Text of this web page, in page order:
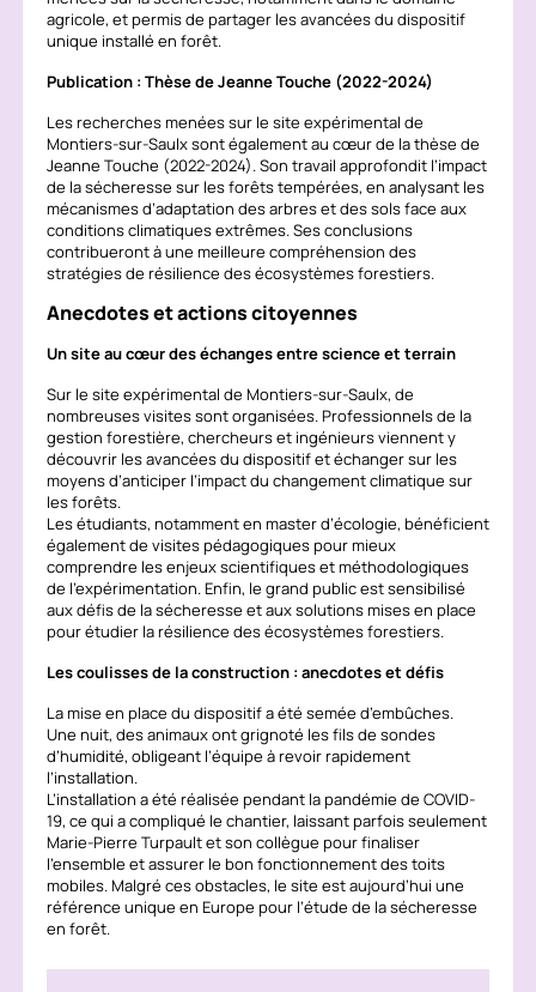
agricole, et permis de partager les avancées du dispositif
unique installé en forêt.
Publication : Thèse de Jeanne Touche (2022-2024)
Les recherches menées sur le site expérimental de
Montiers-sur-Saulx sont également au cœur de la thèse de
Jeanne Touche (2022-2024). Son travail approfondit l’impact
de la sécheresse sur les forêts tempérées, en analysant les
mécanismes d’adaptation des arbres et des sols face aux
conditions climatiques extrêmes. Ses conclusions
contribueront à une meilleure compréhension des
stratégies de résilience des écosystèmes forestiers.
Anecdotes et actions citoyennes
Un site au cœur des échanges entre science et terrain
Sur le site expérimental de Montiers-sur-Saulx, de
nombreuses visites sont organisées. Professionnels de la
gestion forestière, chercheurs et ingénieurs viennent y
découvrir les avancées du dispositif et échanger sur les
moyens d’anticiper l’impact du changement climatique sur
les forêts.
Les étudiants, notamment en master d’écologie, bénéficient
également de visites pédagogiques pour mieux
comprendre les enjeux scientifiques et méthodologiques
de l’expérimentation. Enfin, le grand public est sensibilisé
aux défis de la sécheresse et aux solutions mises en place
pour étudier la résilience des écosystèmes forestiers.
Les coulisses de la construction : anecdotes et défis
La mise en place du dispositif a été semée d’embûches.
Une nuit, des animaux ont grignoté les fils de sondes
d’humidité, obligeant l’équipe à revoir rapidement
l’installation.
L’installation a été réalisée pendant la pandémie de COVID-
19, ce qui a compliqué le chantier, laissant parfois seulement
Marie-Pierre Turpault et son collègue pour finaliser
l’ensemble et assurer le bon fonctionnement des toits
mobiles. Malgré ces obstacles, le site est aujourd’hui une
référence unique en Europe pour l’étude de la sécheresse
en forêt.